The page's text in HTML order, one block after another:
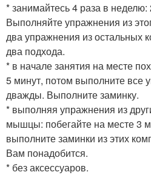
* занимайтесь 4 раза в неделю:
Выполняйте упражнения из
два упражнения из остальных
два подхода.
* в начале занятия на месте
5 минут, потом выполните все
дважды. Выполните заминку.
* выполняя упражнения из
мышцы: побегайте на месте 3
выполните заминки из этих
Вам понадобится.
* без аксессуаров.